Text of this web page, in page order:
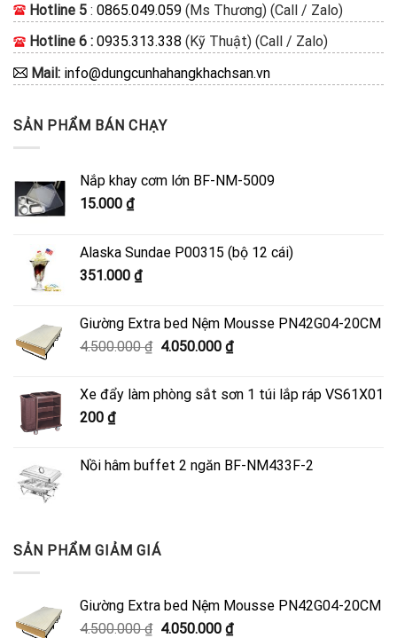
Hotline 5 : 0865.049.059 (Ms Thương) (Call / Zalo)
Hotline 6 : 0935.313.338 (Kỹ Thuật) (Call / Zalo)
Mail: info@dungcunhahangkhachsan.vn
SẢN PHẨM BÁN CHẠY
Nắp khay cơm lớn BF-NM-5009
15.000 ₫
Alaska Sundae P00315 (bộ 12 cái)
351.000 ₫
Giường Extra bed Nệm Mousse PN42G04-20CM
4.500.000₫ Giá
4.500.000 ₫.
4.050.000 ₫Giá
là:
Xe đẩy làm phòng sắt sơn 1 túi lắp ráp VS61X01
200 ₫
Nồi hâm buffet 2 ngăn BF-NM433F-2
SẢN PHẨM GIẢM GIÁ
Giường Extra bed Nệm Mousse PN42G04-20CM
4.500.000₫ Giá
4.050.000 ₫Giá